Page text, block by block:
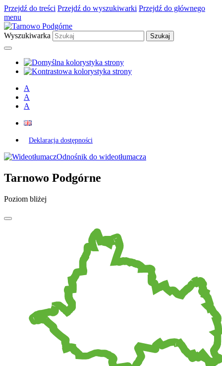
Przejdź do treści Przejdź do wyszukiwarki Przejdź do głównego
menu
Wyszukiwarka
A
A
A
Deklaracja dostępności
Odnośnik do wideotłumacza
Tarnowo Podgórne
Poziom bliżej